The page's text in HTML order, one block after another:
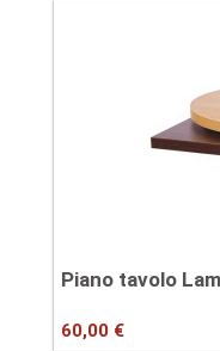
Piano tavolo
60,00 €